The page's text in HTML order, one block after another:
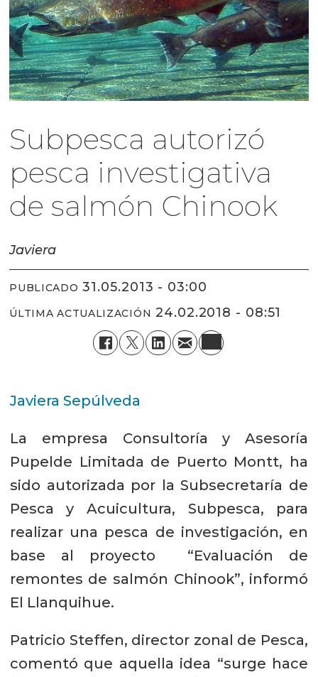
Subpesca autorizó
pesca investigativa
de salmón Chinook
Javiera
PUBLICADO 31.05.2013 - 03:00
ÚLTIMA ACTUALIZACIÓN 24.02.2018 - 08:51
Javiera Sepúlveda
La empresa Consultoría y Asesoría
Pupelde Limitada de Puerto Montt, ha
sido autorizada por la Subsecretaría de
Pesca y Acuicultura, Subpesca, para
realizar una pesca de investigación, en
base al proyecto “Evaluación de
remontes de salmón Chinook”, informó
El Llanquihue.
Patricio Steffen, director zonal de Pesca,
comentó que aquella idea “surge hace